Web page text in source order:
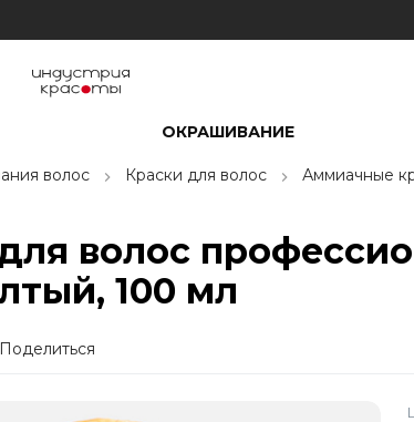
ОКРАШИВАНИЕ
волос Краски для волос Аммиачные
волос
100 мл
Поделиться